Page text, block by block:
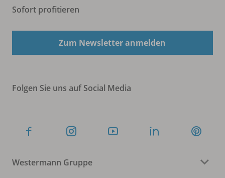
Sofort profitieren
Zum Newsletter anmelden
Folgen Sie uns auf Social Media
Westermann Gruppe